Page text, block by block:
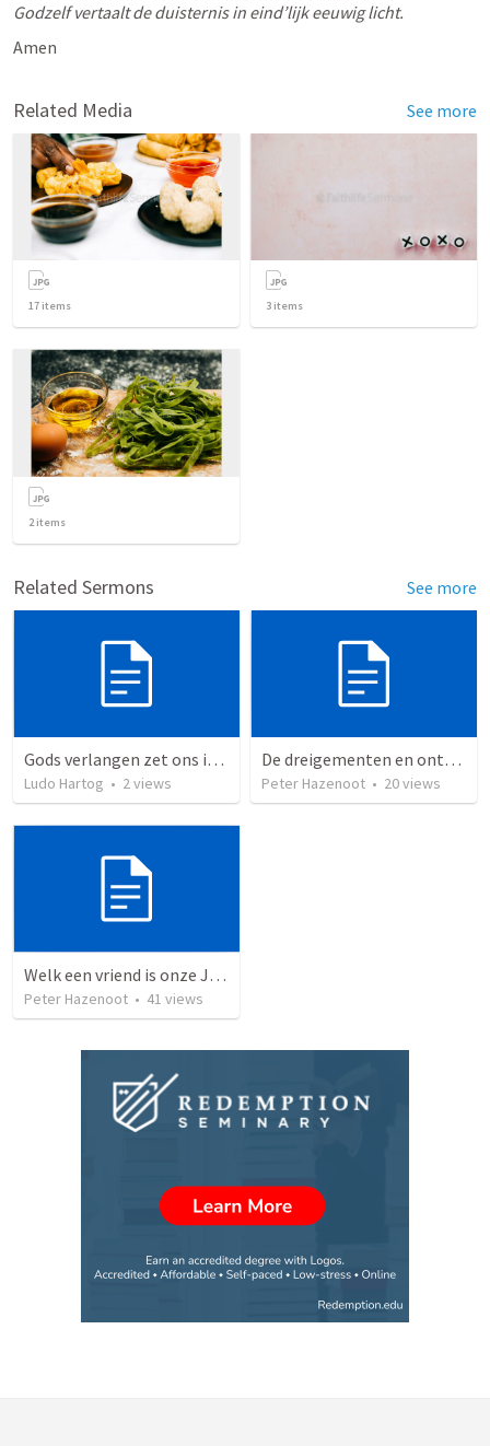
Godzelf vertaalt de duisternis in eind’lijk eeuwig licht.
Amen
Related Media See more
17 items 3 items
2items
Related Sermons See more
Gods verlangen zet ons in beweging
Ludo Hartog • 2views
De dreigementen en ontmoedigingen van de boze en de voorzienigheid van God!
Peter Hazenoot • 20views
Welk een vriend is onze Jezus, die in onze plaats wil gaan!
Peter Hazenoot • 41 views